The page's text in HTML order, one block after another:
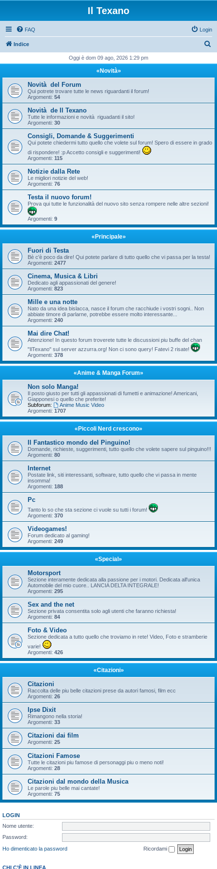
Il Texano
FAQ Login
Indice
c
Oggi è dom 09 ago, 2026 1:29 pm
«Novità»
Novità del Forum
Qui potrete trovare tutte le news riguardanti il forum!
Argomenti: 54
Novità de Il Texano
Tutte le informazioni e novità riguadanti il sito!
Argomenti: 30
Consigli, Domande & Suggerimenti
Qui potete chiedermi tutto quello che volete sul forum! Spero di essere in grado
di rispondere! :p Accetto consigli e suggerimenti!
Argomenti: 115
Notizie dalla Rete
Le migliori notizie del web!
Argomenti: 76
Testa il nuovo forum!
Prova qui tutte le funzionalità del nuovo sito senza rompere nelle altre sezioni!
Argomenti: 9
«Principale»
Fuori di Testa
Bè c'è poco da dire! Qui potete parlare di tutto quello che vi passa per la testa!
Argomenti: 2477
Cinema, Musica & Libri
Dedicato agli appassionati del genere!
Argomenti: 823
Mille e una notte
Nato da una idea bislacca, nasce il forum che racchiude i vostri sogni.. Non
abbiate timore di parlarne, potrebbe essere molto interessante...
Argomenti: 240
Mai dire Chat!
Attenzione! In questo forum troverete tutte le discussioni piu buffe del chan
"IlTexano" sul server azzurra.org! Non ci sono query! Fatevi 2 risate!
Argomenti: 378
«Anime & Manga Forum»
Non solo Manga!
Il posto giusto per tutti gli appassionati di fumetti e animazione! Americani,
Giapponesi o quello che preferite!
Subforum:
Anime Music Video
Argomenti: 1707
«Piccoli Nerd crescono»
Il Fantastico mondo del Pinguino!
Domande, richieste, suggerimenti, tutto quello che volete sapere sul pinguino!!!
Argomenti: 80
Internet
Postate link, siti interessanti, software, tutto quello che vi passa in mente
insomma!
Argomenti: 188
Pc
Tanto lo so che sta sezione ci vuole su tutti i forum!
Argomenti: 370
Videogames!
Forum dedicato al gaming!
Argomenti: 249
«Special»
Motorsport
Sezione interamente dedicata alla passione per i motori. Dedicata all'unica
Automobile del mio cuore.. LANCIA DELTA INTEGRALE!
Argomenti: 295
Sex and the net
Sezione privata consentita solo agli utenti che faranno richiesta!
Argomenti: 84
Foto & Video
Sezione dedicata a tutto quello che troviamo in rete! Video, Foto e stramberie
varie!
Argomenti: 426
«Citazioni»
Citazioni
Raccolta delle piu belle citazioni prese da autori famosi, film ecc
Argomenti: 26
Ipse Dixit
Rimangono nella storia!
Argomenti: 33
Citazioni dai film
Argomenti: 25
Citazioni Famose
Tutte le citazioni piu famose di personaggi piu o meno noti!
Argomenti: 28
Citazioni dal mondo della Musica
Le parole piu belle mai cantate!
Argomenti: 75
LOGIN
Nome utente:
Password:
Ho dimenticato la password
Ricordami
CHI C’È IN LINEA